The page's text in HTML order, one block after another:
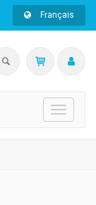
Français
Toggle